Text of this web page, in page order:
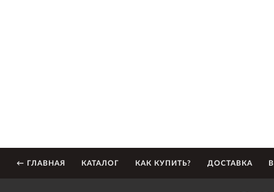
← ГЛАВНАЯ КАТАЛОГ КАК КУПИТЬ? ДОСТАВКА